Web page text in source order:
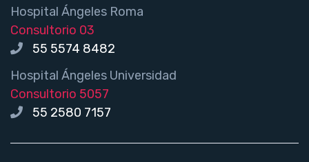
Hospital Ángeles Roma
Consultorio 03
55 5574 8482
Hospital Ángeles Universidad
Consultorio 5057
55 2580 7157